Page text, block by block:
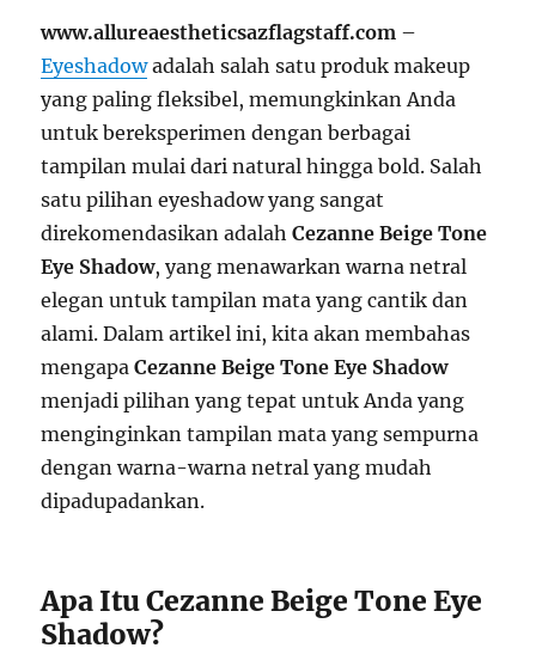
www.allureaestheticsazflagstaff.com –
Eyeshadowadalah salah satu produk makeup
yang paling fleksibel, memungkinkan Anda
untuk bereksperimen dengan berbagai
tampilan mulai dari natural hingga bold. Salah
satu pilihan eyeshadow yang sangat
direkomendasikan adalahCezanne Beige Tone
Eye Shadow, yang menawarkan warna netral
elegan untuk tampilan mata yang cantik dan
alami. Dalam artikel ini, kita akan membahas
mengapaCezanne Beige Tone Eye Shadow
menjadi pilihan yang tepat untuk Anda yang
menginginkan tampilan mata yang sempurna
dengan warna-warna netral yang mudah
dipadupadankan.
Apa Itu Cezanne Beige Tone Eye
Shadow?